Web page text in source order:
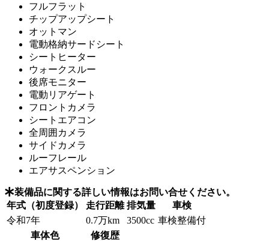
フルフラット
チップアップシート
オットマン
電動格納サードシート
シートヒーター
ウォークスルー
後席モニター
電動リアゲート
フロントカメラ
シートエアコン
全周囲カメラ
サイドカメラ
ルーフレール
エアサスペンション
装備品に関する詳しい情報はお問い合せください。
年式（初度登録） 走行距離 排気量
車検
令和7年
0.7万km 3500cc 車検整備付
車体色
修復歴